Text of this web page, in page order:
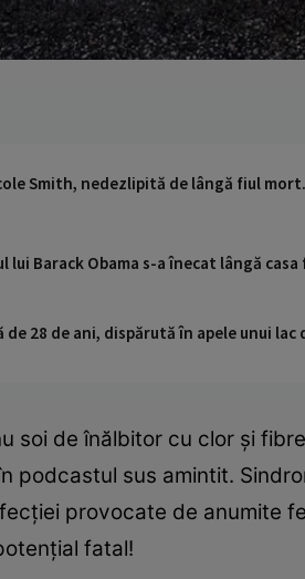
Smith, nedezlipită de lângă fiul
lui Barack Obama s-a înecat lângă
de 28 de ani, dispărută în apele unui
soi de înălbitor cu clor și
podcastul sus amintit.
provocate de anumite
fatal!